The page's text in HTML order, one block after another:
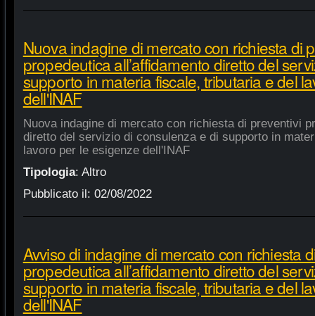
Nuova indagine di mercato con richiesta di
propedeutica all’affidamento diretto del
supporto in materia fiscale, tributaria e del
dell'INAF
Nuova indagine di mercato con richiesta di preventivi
diretto del servizio di consulenza e di supporto in
lavoro per le esigenze dell'INAF
Tipologia: Altro
Pubblicato il: 02/08/2022
Avviso di indagine di mercato con richiesta
propedeutica all’affidamento diretto del
supporto in materia fiscale, tributaria e del
dell'INAF